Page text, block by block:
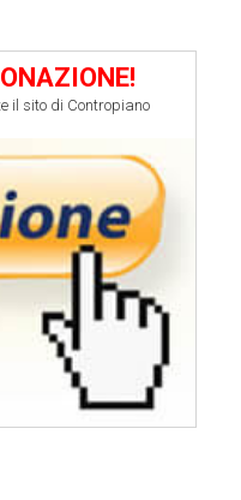
il sito di Contropiano